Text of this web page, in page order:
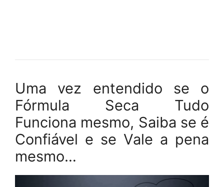
Uma vez entendido se o
Fórmula Seca Tudo
Funciona mesmo, Saiba se é
Confiável e se Vale a pena
mesmo…